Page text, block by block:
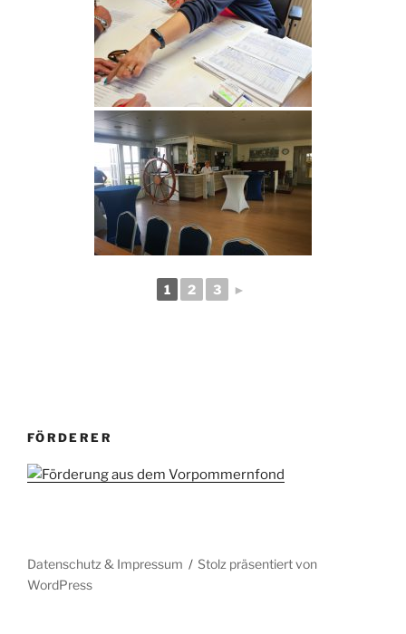
1 2 3 ►
FÖRDERER
Datenschutz & Impressum
Stolz präsentiert von
WordPress